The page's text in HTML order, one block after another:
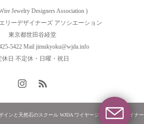
Jewelry Designers Association )
リーデザイナーズ アソシエーション
東京都世田谷経堂
5422 Mail jimukyoku@wjda.info
休日 不定休・日曜・祝日
ンと天然石のスクール WJDA ワイヤージュエリーデザイナー